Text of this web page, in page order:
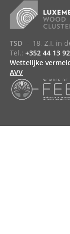
TSD - 18, Z.I. in
Tel.: +352 44 13 92
Wettelijke
AVV